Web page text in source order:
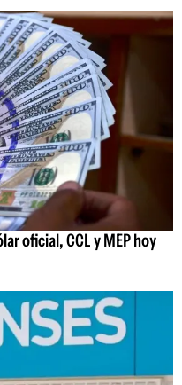
oficial, CCL y MEP hoy